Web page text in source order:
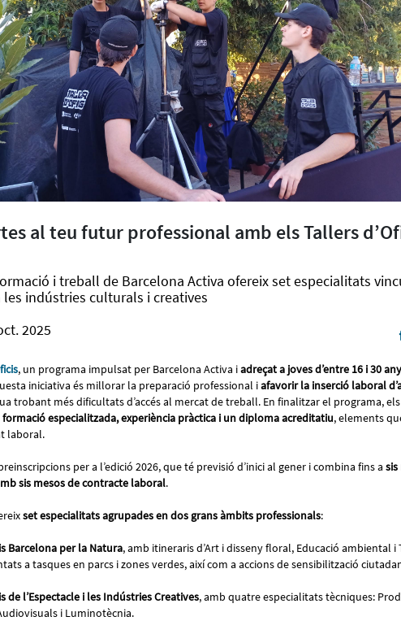
al teu futur professional amb els Tallers
i treball de Barcelona Activa ofereix set especialitats
indústries culturals i creatives
2025
, un programa impulsat per Barcelona Activa iadreçat a joves d’entre 16 i 30
iniciativa és millorar la preparació professional iafavorir la inserció laboral
trobant més dificultats d’accés al mercat de treball. En finalitzar el programa, els
formació especialitzada, experiència pràctica i un diploma acreditatiu, elements
laboral.
per a l’edició 2026, que té previsió d’inici al gener i combina fins a sis
sis mesos de contracte laboral.
set especialitats agrupades en dos grans àmbits professionals:
Barcelona per la Natura, amb itineraris d’Art i disseny floral, Educació ambiental i
a tasques en parcs i zones verdes, així com a accions de sensibilització
de l’Espectacle i les Indústries Creatives, amb quatre especialitats tècniques:
i Luminotècnia.